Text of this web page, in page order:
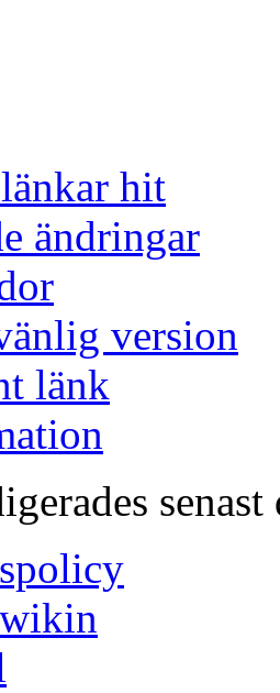
hit
ändringar
version
länk